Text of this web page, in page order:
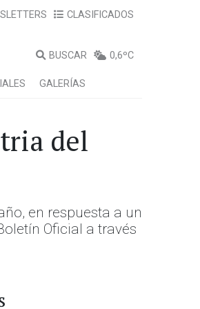
CLASIFICADOS
BUSCAR 0,6ºC
GALERÍAS
del
en respuesta a un
Oficial a través